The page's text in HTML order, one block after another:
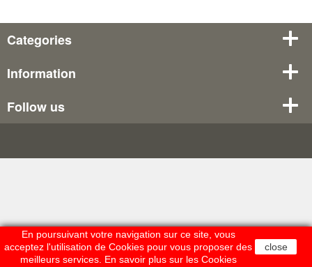
Categories
Information
Follow us
En poursuivant votre navigation sur ce site, vous
acceptez l'utilisation de Cookies pour vous proposer des
meilleurs services. En savoir plus sur les Cookies
close